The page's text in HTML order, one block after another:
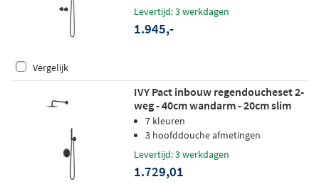
Levertijd: 3 werkdagen
1.945,-
Vergelijk
IVY Pact inbouw regendoucheset 2-
weg - 40cm wandarm - 20cm slim
hoofddouche rond - glijstang - satin
spray handdouche - mat zwart ped
7 kleuren
3 hoofddouche afmetingen
Levertijd: 3 werkdagen
1.729,01